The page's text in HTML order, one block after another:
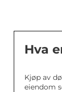
Hva
Kjøp av
eiendom